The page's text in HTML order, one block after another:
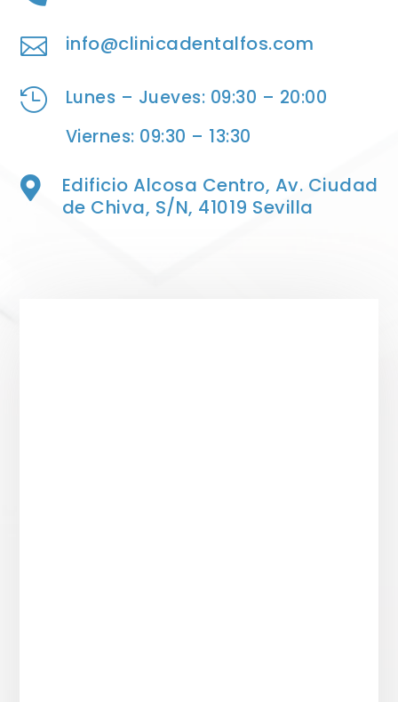
 info@clinicadentalfos.com

Lunes – Jueves: 09:30 – 20:00
Viernes: 09:30 – 13:30

Edificio Alcosa Centro, Av. Ciudad
de Chiva, S/N, 41019 Sevilla